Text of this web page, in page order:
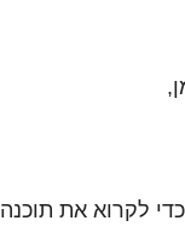
לקרוא את תוכנה